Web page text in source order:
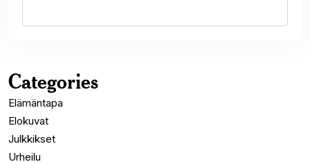
Categories
Elämäntapa
Elokuvat
Julkkikset
Urheilu